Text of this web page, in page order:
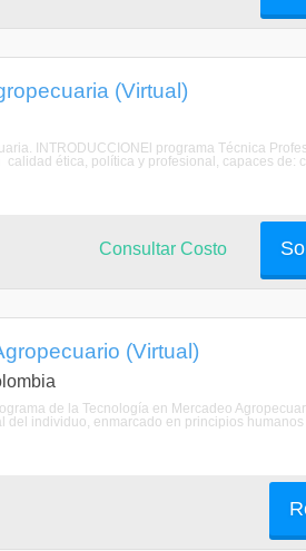
(Virtual)
INTRODUCCIONEl programa Técnica
ética, política y profesional, capaces de:
Consultar Costo
(Virtual)
de la Tecnología en Mercadeo
del individuo, enmarcado en principios